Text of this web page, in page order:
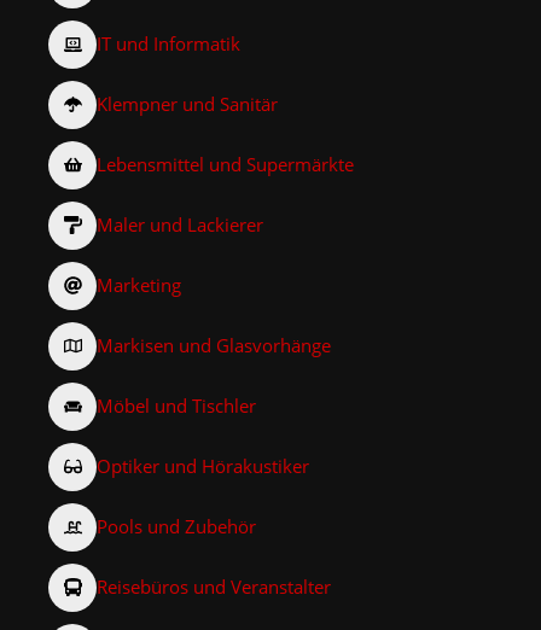
IT und Informatik
Klempner und Sanitär
Lebensmittel und Supermärkte
Maler und Lackierer
Marketing
Markisen und Glasvorhänge
Möbel und Tischler
Optiker und Hörakustiker
Pools und Zubehör
Reisebüros und Veranstalter